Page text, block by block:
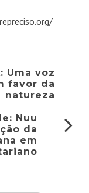
Uma voz
favor da
natureza
Nuu
da
em